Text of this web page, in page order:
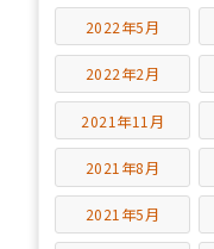
2022年5月
2022年2月
2021年11月
2021年8月
2021年5月